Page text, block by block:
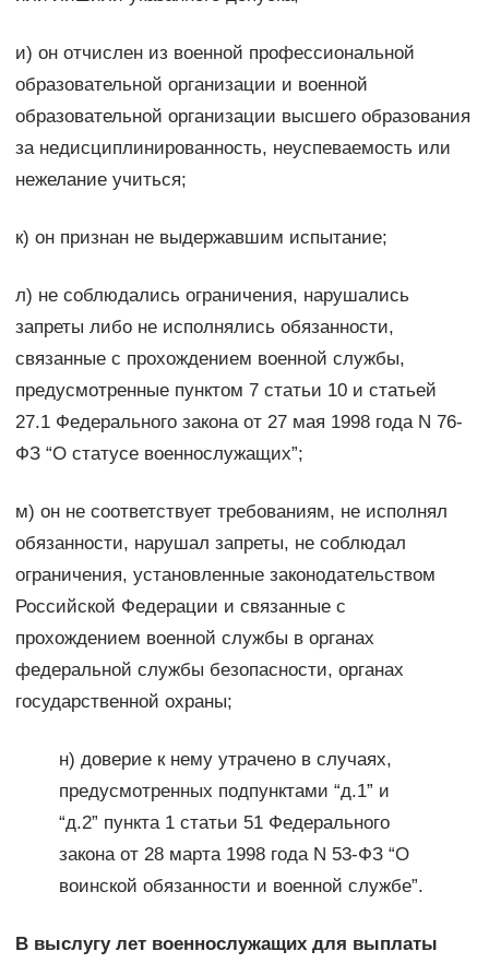
и) он отчислен из военной профессиональной
образовательной организации и военной
образовательной организации высшего образования
за недисциплинированность, неуспеваемость или
нежелание учиться;
к) он признан не выдержавшим испытание;
л) не соблюдались ограничения, нарушались
запреты либо не исполнялись обязанности,
связанные с прохождением военной службы,
предусмотренные пунктом 7 статьи 10 и статьей
27.1 Федерального закона от 27 мая 1998 года N 76-
ФЗ “О статусе военнослужащих”;
м) он не соответствует требованиям, не исполнял
обязанности, нарушал запреты, не соблюдал
ограничения, установленные законодательством
Российской Федерации и связанные с
прохождением военной службы в органах
федеральной службы безопасности, органах
государственной охраны;
н) доверие к нему утрачено в случаях,
предусмотренных подпунктами “д.1” и
“д.2” пункта 1 статьи 51 Федерального
закона от 28 марта 1998 года N 53-ФЗ “О
воинской обязанности и военной службе”.
В выслугу лет военнослужащих для выплаты